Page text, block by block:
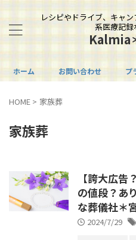
レシピやドライブ、キャ
系医療記
Kalmia
ホーム お問い合わせ プ
HOME > 家族葬
家族葬
【誇大広
の値段？あ
な葬儀社＊
2024/7/29